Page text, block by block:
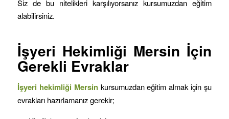
Siz de bu nitelikleri karşılıyorsanız kursumuzdan eğitim
alabilirsiniz.
İşyeri Hekimliği Mersin İçin
Gerekli Evraklar
İşyeri hekimliği Mersinkursumuzdan eğitim almak için şu
evrakları hazırlamanız gerekir;